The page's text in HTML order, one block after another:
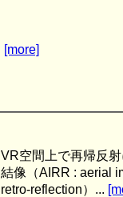
[more]
VR空間上で再帰反
結像（AIRR : aerial
retro-reflection）...